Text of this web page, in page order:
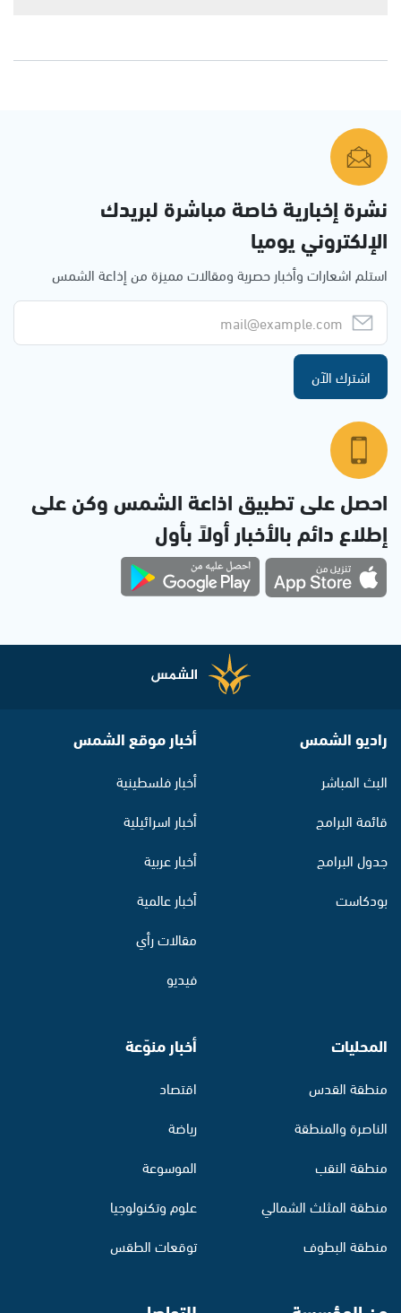
نشرة إخبارية خاصة مباشرة لبريدك
الإلكتروني يوميا
استلم اشعارات وأخبار حصرية ومقالات مميزة من إذاعة الشمس
اشترك الآن
احصل على تطبيق اذاعة الشمس وكن على
إطلاع دائم بالأخبار أولاً بأول
راديو الشمس
البث المباشر
قائمة البرامج
جدول البرامج
بودكاست
أخبار موقع الشمس
أخبار فلسطينية
أخبار اسرائيلية
أخبار عربية
أخبار عالمية
مقالات رأي
فيديو
المحليات
منطقة القدس
الناصرة والمنطقة
منطقة النقب
منطقة المثلث الشمالي
منطقة البطوف
أخبار منوّعة
اقتصاد
رياضة
الموسوعة
علوم وتكنولوجيا
توقعات الطقس